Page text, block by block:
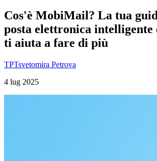
Cos'è MobiMail? La tua
posta elettronica intelligente
ti aiuta a fare di più
TPTsvetomira Petrova
4 lug 2025